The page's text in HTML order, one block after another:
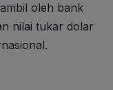
oleh bank
nilai tukar dolar